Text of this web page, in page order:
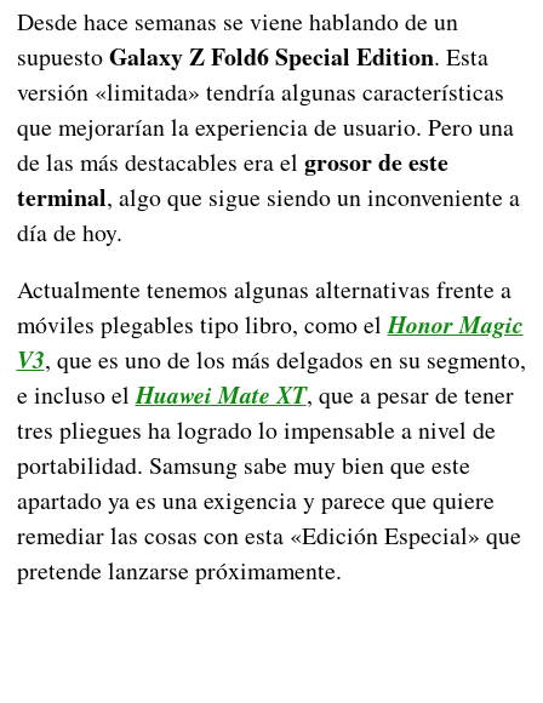
Desde hace semanas se viene hablando de un
supuestoGalaxy Z Fold6 Special Edition. Esta
versión «limitada» tendría algunas características
que mejorarían la experiencia de usuario. Pero una
de las más destacables era el grosor de este
terminal, algo que sigue siendo un inconveniente a
día de hoy.
Actualmente tenemos algunas alternativas frente a
móviles plegables tipo libro, como elHonor Magic
V3, que es uno de los más delgados en su segmento,
e incluso elHuawei Mate XT, que a pesar de tener
tres pliegues ha logrado lo impensable a nivel de
portabilidad. Samsung sabe muy bien que este
apartado ya es una exigencia y parece que quiere
remediar las cosas con esta «Edición Especial» que
pretende lanzarse próximamente.